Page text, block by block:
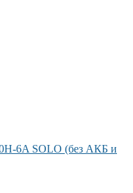
6A SOLO (без АКБ и